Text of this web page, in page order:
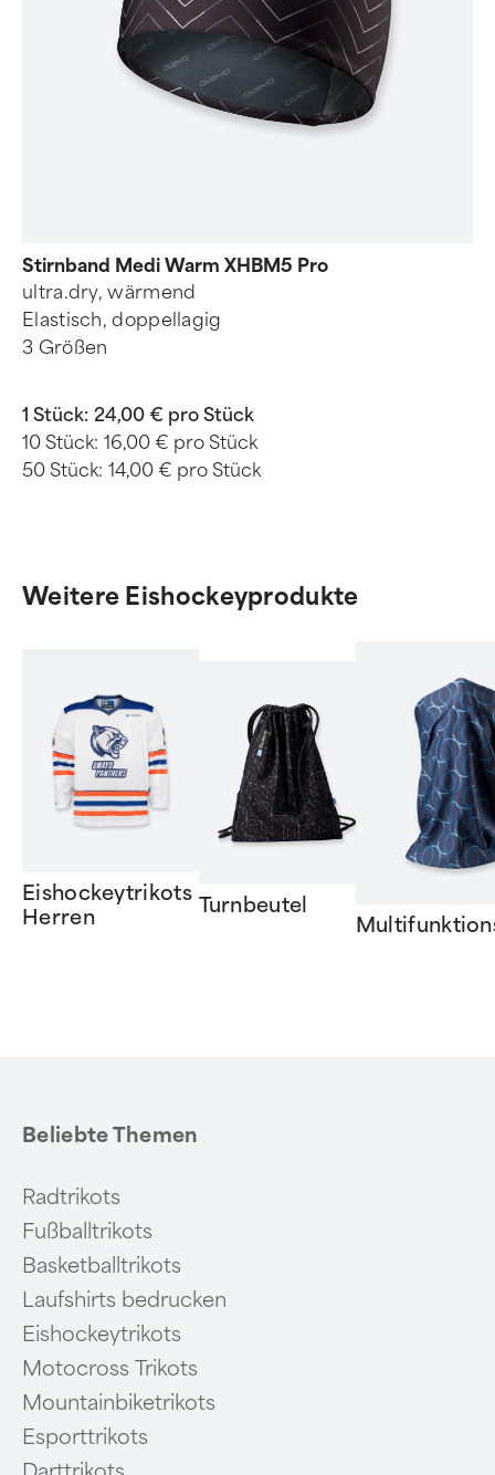
Stirnband Medi Warm XHBM5 Pro
ultra.dry, wärmend
Elastisch, doppellagig
3 Größen
1 Stück: 24,00 € pro Stück
10 Stück: 16,00 € pro Stück
50 Stück: 14,00 € pro Stück
Weitere Eishockeyprodukte
Eishockeytrikots
Herren
Turnbeutel
Beliebte Themen
Radtrikots
Fußballtrikots
Basketballtrikots
Laufshirts bedrucken
Eishockeytrikots
Motocross Trikots
Mountainbiketrikots
Esporttrikots